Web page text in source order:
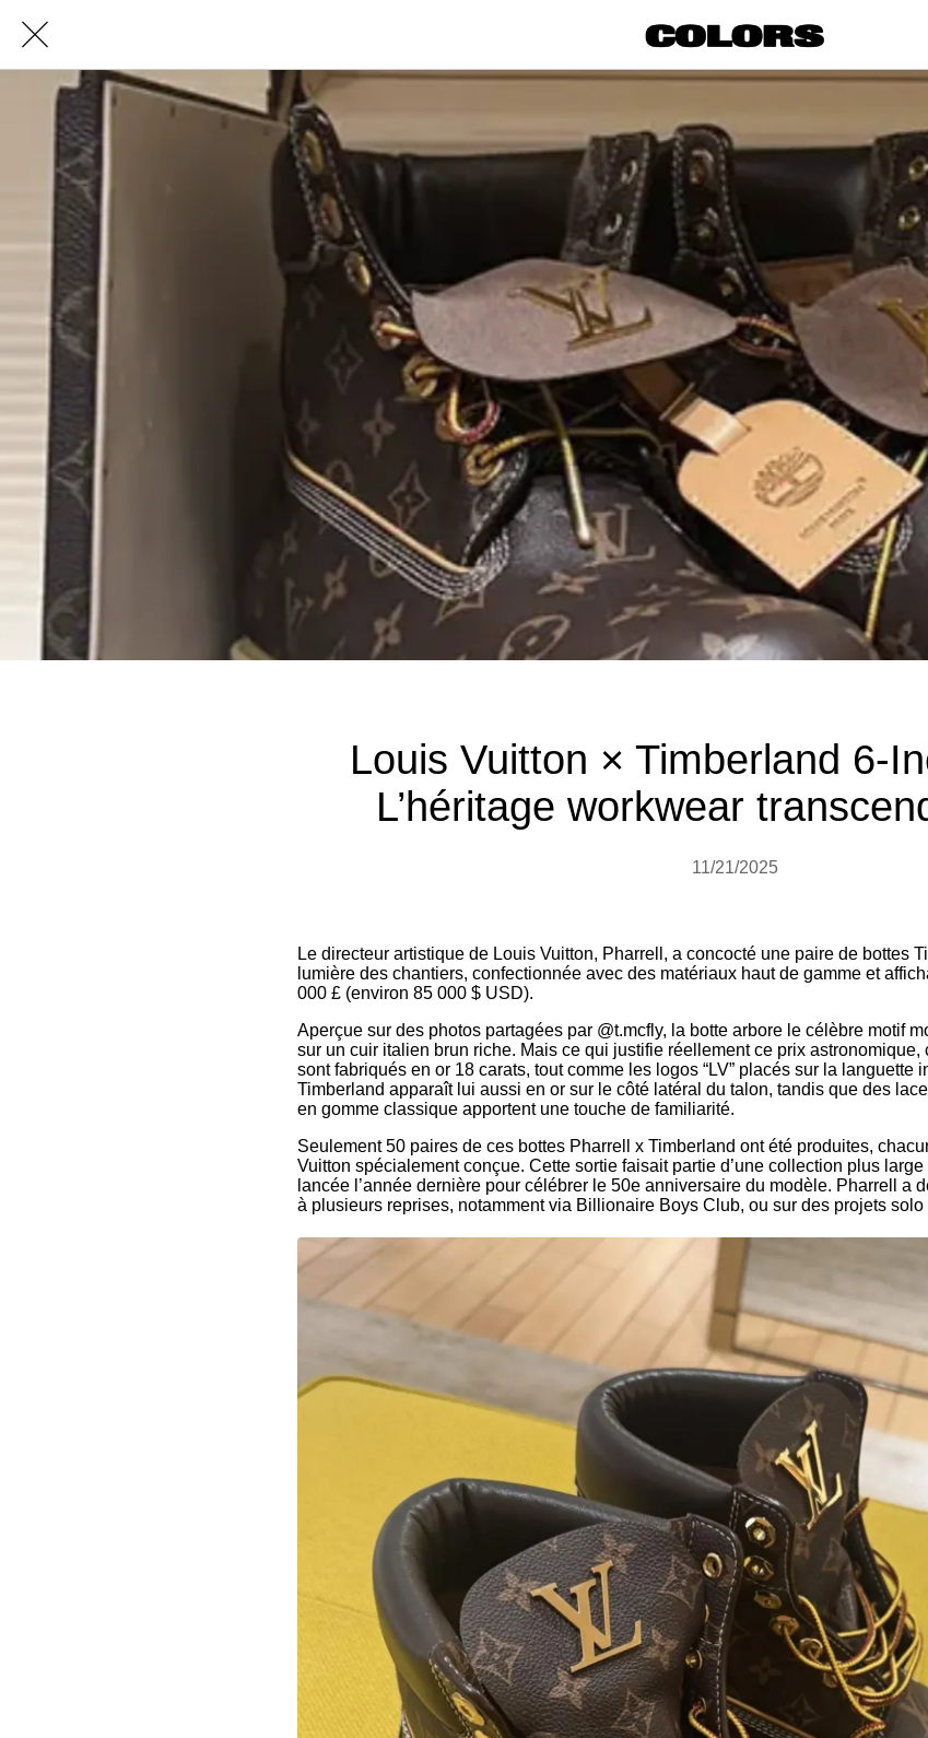
Louis Vuitton × Timberland 6-
L’héritage workwear
11/21/2025
Le directeur artistique de Louis Vuitton, Pharrell, a concocté une paire de bottes
lumière des chantiers, confectionnée avec des matériaux haut de gamme et
000 £ (environ 85 000 $ USD).
Aperçue sur des photos partagées par @t.mcfly, la botte arbore le célèbre motif
sur un cuir italien brun riche. Mais ce qui justifie réellement ce prix
sont fabriqués en or 18 carats, tout comme les logos “LV” placés sur la languette
Timberland apparaît lui aussi en or sur le côté latéral du talon, tandis que des
en gomme classique apportent une touche de familiarité.
Seulement 50 paires de ces bottes Pharrell x Timberland ont été produites,
Vuitton spécialement conçue. Cette sortie faisait partie d’une collection plus
lancée l’année dernière pour célébrer le 50e anniversaire du modèle. Pharrell a
à plusieurs reprises, notamment via Billionaire Boys Club, ou sur des projets